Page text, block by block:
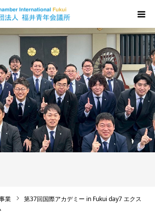
業
第37回国際アカデミー in Fukui day7 エクス
て